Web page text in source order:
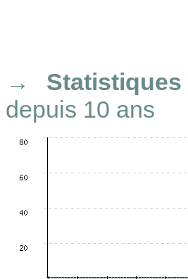
Statistiques
depuis 10 ans